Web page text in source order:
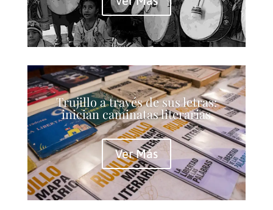
Trujillo a través de sus letras:
inician caminatas literarias
Ver Más